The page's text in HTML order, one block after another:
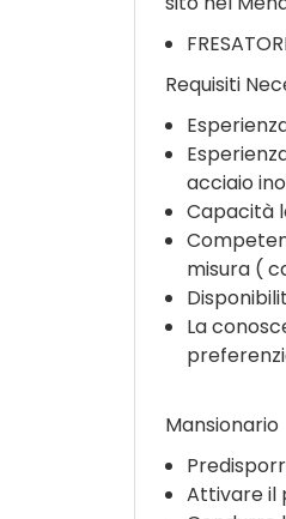
Requisiti
acciaio
Capacità
misura (
La
Mansionario
Attivare il